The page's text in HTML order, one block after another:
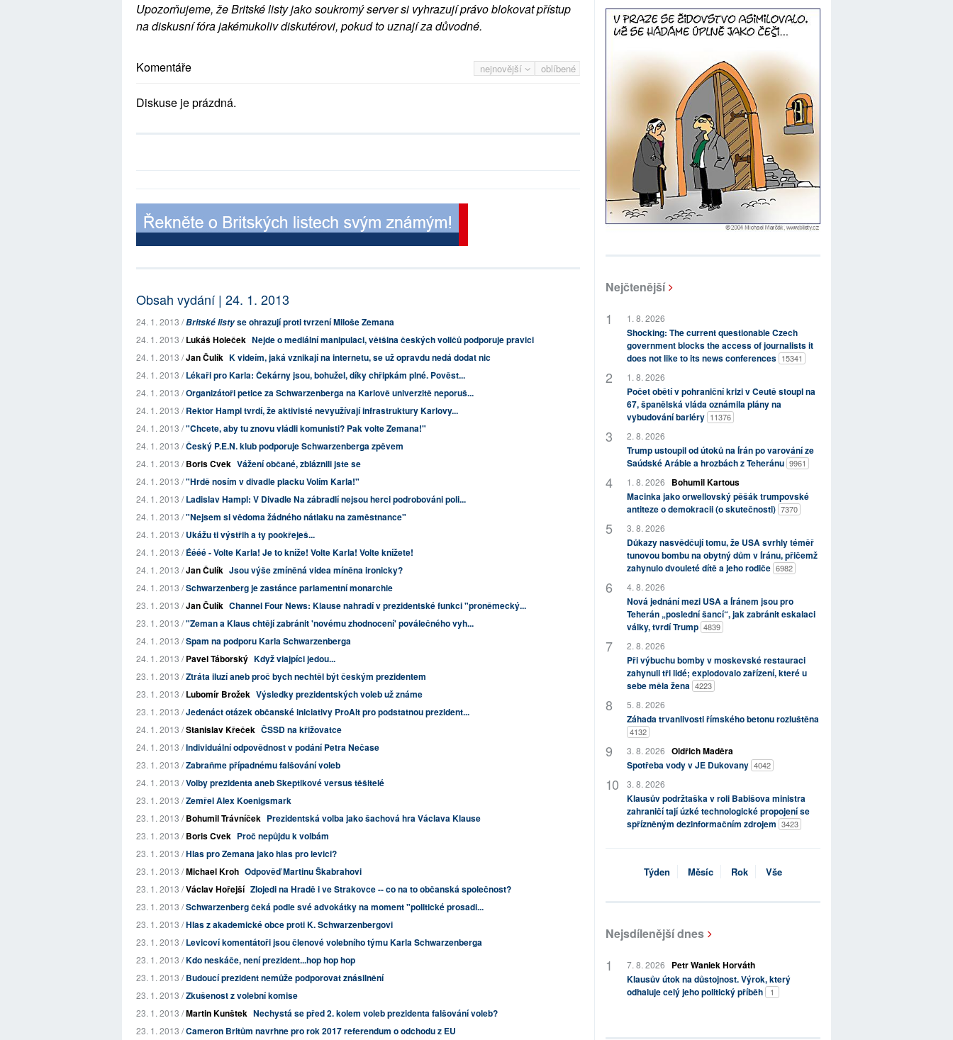
Upozorňujeme, že Britské listy jako soukromý server si vyhrazují právo blokovat přístup
na diskusní fóra jakémukoliv diskutérovi, pokud to uznají za důvodné.
nejnovější oblíbené
Komentáře
Diskuse je prázdná.
Obsah vydání | 24. 1. 2013
24. 1. 2013 /Britské listyse ohrazují proti tvrzení Miloše Zemana
24. 1. 2013 /Lukáš Holeček Nejde o mediální manipulaci, většina českých voličů podporuje pravici
24. 1. 2013 /Jan Čulík K videím, jaká vznikají na internetu, se už opravdu nedá dodat nic
24. 1. 2013 /Lékaři pro Karla: Čekárny jsou, bohužel, díky chřipkám plné. Pověst...
24. 1. 2013 /Organizátoři petice za Schwarzenberga na Karlově univerzitě neporuš...
24. 1. 2013 /Rektor Hampl tvrdí, že aktivisté nevyužívají infrastruktury Karlovy...
24. 1. 2013 /"Chcete, aby tu znovu vládli komunisti? Pak volte Zemana!"
24. 1. 2013 /Český P.E.N. klub podporuje Schwarzenberga zpěvem
24. 1. 2013 /Boris Cvek Vážení občané, zbláznili jste se
24. 1. 2013 /"Hrdě nosím v divadle placku Volím Karla!"
24. 1. 2013 /Ladislav Hampl: V Divadle Na zábradlí nejsou herci podrobováni poli...
24. 1. 2013 /"Nejsem si vědoma žádného nátlaku na zaměstnance"
24. 1. 2013 /Ukážu ti výstřih a ty pookřeješ...
24. 1. 2013 /Éééé - Volte Karla! Je to kníže! Volte Karla! Volte knížete!
24. 1. 2013 /Jan Čulík Jsou výše zmíněná videa míněna ironicky?
24. 1. 2013 /Schwarzenberg je zastánce parlamentní monarchie
23. 1. 2013 /Jan Čulík Channel Four News: Klause nahradí v prezidentské funkci "proněmecký...
23. 1. 2013 /"Zeman a Klaus chtějí zabránit 'novému zhodnocení' poválečného vyh...
24. 1. 2013 /Spam na podporu Karla Schwarzenberga
24. 1. 2013 /Pavel Táborský Když viajpíci jedou...
23. 1. 2013 /Ztráta iluzí aneb proč bych nechtěl být českým prezidentem
23. 1. 2013 /Lubomír Brožek Výsledky prezidentských voleb už známe
23. 1. 2013 /Jedenáct otázek občanské iniciativy ProAlt pro podstatnou prezident...
24. 1. 2013 /Stanislav Křeček ČSSD na křižovatce
24. 1. 2013 /Individuální odpovědnost v podání Petra Nečase
23. 1. 2013 /Zabraňme případnému falšování voleb
24. 1. 2013 /Volby prezidenta aneb Skeptikové versus těšitelé
23. 1. 2013 /Zemřel Alex Koenigsmark
23. 1. 2013 /Bohumil Trávníček Prezidentská volba jako šachová hra Václava Klause
23. 1. 2013 /Boris Cvek Proč nepůjdu k volbám
23. 1. 2013 /Hlas pro Zemana jako hlas pro levici?
23. 1. 2013 /Michael Kroh Odpověď Martinu Škabrahovi
23. 1. 2013 /Václav Hořejší Zlojedi na Hradě i ve Strakovce -- co na to občanská společnost?
23. 1. 2013 /Schwarzenberg čeká podle své advokátky na moment "politické prosadi...
23. 1. 2013 /Hlas z akademické obce proti K. Schwarzenbergovi
23. 1. 2013 /Levicoví komentátoři jsou členové volebního týmu Karla Schwarzenberga
23. 1. 2013 /Kdo neskáče, není prezident...hop hop hop
23. 1. 2013 /Budoucí prezident nemůže podporovat znásilnění
23. 1. 2013 /Zkušenost z volební komise
23. 1. 2013 /Martin Kunštek Nechystá se před 2. kolem voleb prezidenta falšování voleb?
23. 1. 2013 /Cameron Britům navrhne pro rok 2017 referendum o odchodu z EU
Nejčtenější
1. 8. 2026
Shocking: The current questionable Czech
government blocks the access of journalists it
does not like to its news conferences 15341
1. 8. 2026
Počet obětí v pohraniční krizi v Ceutě stoupl na
67, španělská vláda oznámila plány na
vybudování bariéry 11376
2. 8. 2026
Trump ustoupil od útoků na Írán po varování ze
Saúdské Arábie a hrozbách z Teheránu 9961
1. 8. 2026
Bohumil Kartous
Macinka jako orwellovský pěšák trumpovské
antiteze o demokracii (o skutečnosti) 7370
3. 8. 2026
Důkazy nasvědčují tomu, že USA svrhly téměř
tunovou bombu na obytný dům v Íránu, přičemž
zahynulo dvouleté dítě a jeho rodiče 6982
4. 8. 2026
Nová jednání mezi USA a Íránem jsou pro
Teherán „poslední šancí“, jak zabránit eskalaci
války, tvrdí Trump 4839
2. 8. 2026
Při výbuchu bomby v moskevské restauraci
zahynuli tři lidé; explodovalo zařízení, které u
sebe měla žena 4223
5. 8. 2026
Záhada trvanlivosti římského betonu rozluštěna
4132
3. 8. 2026 Oldřich Maděra
Spotřeba vody v JE Dukovany 4042
3. 8. 2026
Klausův podržtaška v roli Babišova ministra
zahraničí tají úzké technologické propojení se
spřízněným dezinformačním zdrojem 3423
Týden Měsíc Rok Vše
Nejsdílenější dnes
7. 8. 2026
Petr Waniek Horváth
Klausův útok na důstojnost. Výrok, který
odhaluje celý jeho politický příběh
1